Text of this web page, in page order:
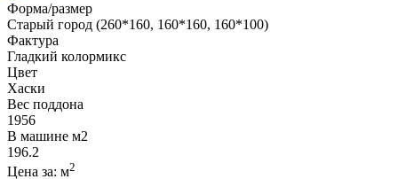
Форма/размер
Старый город (260*160, 160*160, 160*100)
Фактура
Гладкий колормикс
Цвет
Хаски
Вес поддона
1956
В машине м2
196.2
Цена за: м2